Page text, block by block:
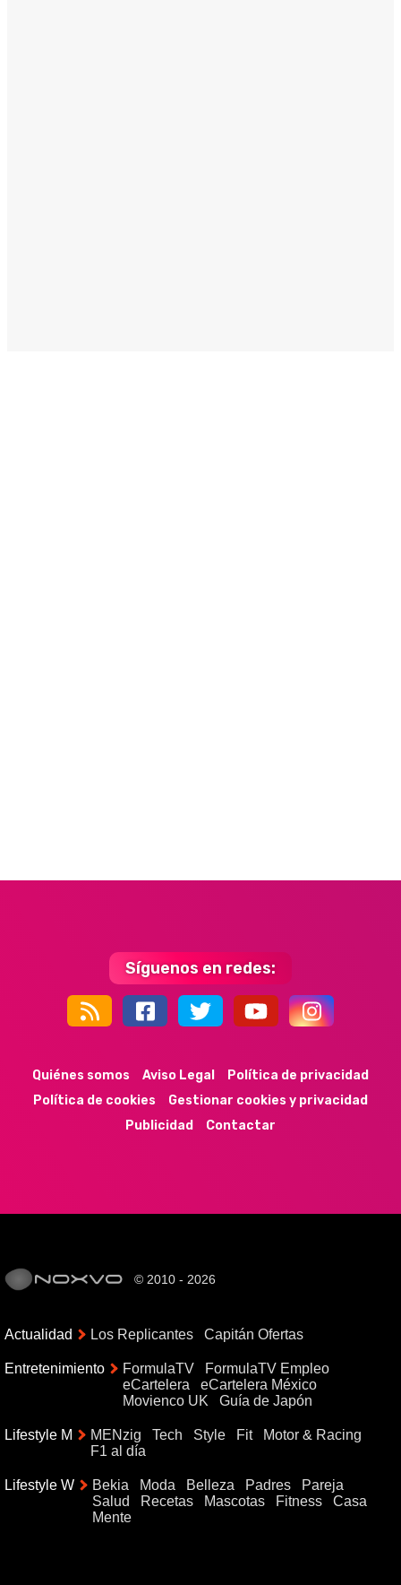
Síguenos en redes:
44k 9k 35k 352
Quiénes somos Aviso Legal
Política de privacidad
Política de cookies
Gestionar cookies y privacidad
Publicidad
Contactar
© 2010 - 2026
Actualidad Los Replicantes Capitán Ofertas
Entretenimiento FormulaTV
FormulaTV Empleo
eCartelera
eCartelera México
Movienco UK
Guía de Japón
Lifestyle M MENzig Tech Style Fit
Motor & Racing
F1 al día
Lifestyle W Bekia Moda Belleza Padres
Pareja
Salud
Recetas Mascotas Fitness
Casa
Mente